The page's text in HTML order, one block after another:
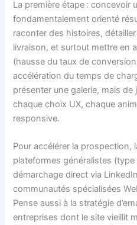
La première étape : concevoir
fondamentalement orienté
raconter des histoires,
livraison, et surtout mettre en
(hausse du taux de
accélération du temps de
présenter une galerie, mais
chaque choix UX, chaque
responsive.
Pour accélérer la prospection,
plateformes généralistes
démarchage direct via
communautés spécialisées
Pense aussi à la stratégie
entreprises dont le site vieillit